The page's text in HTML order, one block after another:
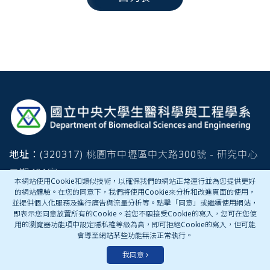
地址： (320317) 桃園市中壢區中大路300號 - 研究中心
二期401室
總機電話：03-4227151#27735
聯絡我們
本網站使用Cookie和類似技術，以確保我們的網站正常運行並為您提供更好
的網站體驗。在您的同意下，我們將使用Cookie來分析和改進頁面的使用，
並提供個人化服務及進行廣告與流量分析等。點擊「同意」或繼續使用網站，
即表示您同意放置所有的Cookie。若您不願接受Cookie的寫入，您可在您使
用的瀏覽器功能項中設定隱私權等級為高，即可拒絕Cookie的寫入，但可能
會導至網站某些功能無法正常執行。
我同意